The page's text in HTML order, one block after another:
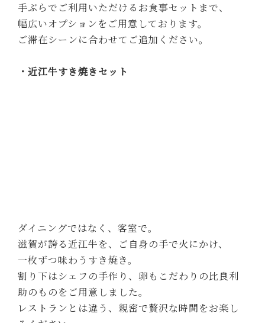
手ぶらでご利用いただけるお食事セットまで、
幅広いオプションをご用意しております。
ご滞在シーンに合わせてご追加ください。
・近江牛すき焼きセット
・旬の有機野菜セット
化学肥料、化学農薬を使わず野菜を栽培する
「ひら自然菜園」さんの有機野菜。